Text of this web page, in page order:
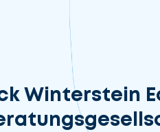
Winterstein